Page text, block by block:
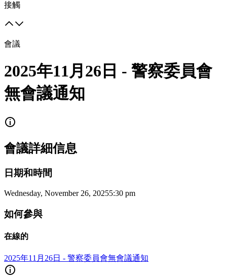
接觸
會議
2025年11月26日 - 警察委員會
無會議通知
會議詳細信息
日期和時間
Wednesday, November 26, 20255:30 pm
如何參與
在線的
2025年11月26日 - 警察委員會無會議通知